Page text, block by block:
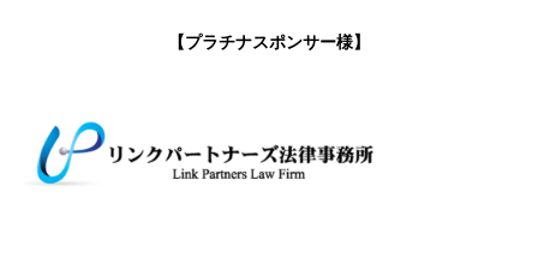
【プラチナスポンサー様】